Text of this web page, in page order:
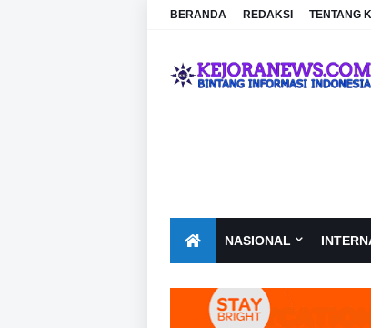
BERANDA REDAKSI TENTANG
NASIONAL